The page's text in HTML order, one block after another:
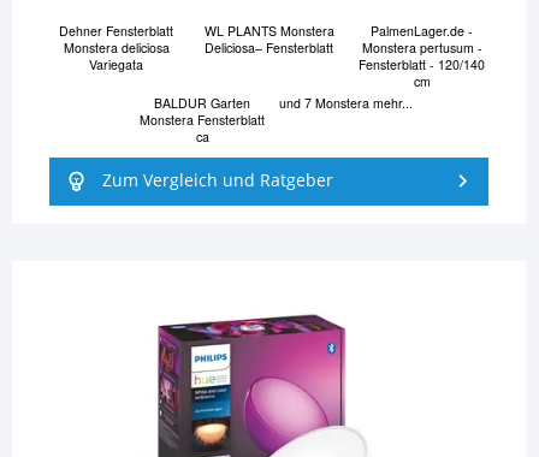
Dehner Fensterblatt
Monstera deliciosa
Variegata
WL PLANTS Monstera
Deliciosa– Fensterblatt
PalmenLager.de -
Monstera pertusum -
Fensterblatt - 120/140
cm
BALDUR Garten
Monstera Fensterblatt
ca
und 7 Monstera mehr...
Zum Vergleich und Ratgeber